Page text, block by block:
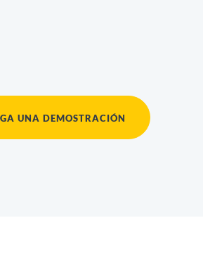
UNA DEMOSTRACIÓN